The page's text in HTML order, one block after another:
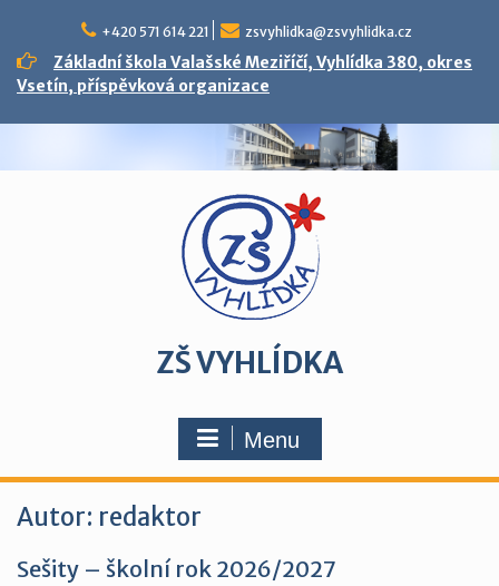
content
+420 571 614 221 zsvyhlidka@zsvyhlidka.cz
Základní škola Valašské Meziříčí, Vyhlídka 380, okres
Vsetín, příspěvková organizace
ZŠ VYHLÍDKA
Menu
Autor: redaktor
Sešity – školní rok 2026/2027